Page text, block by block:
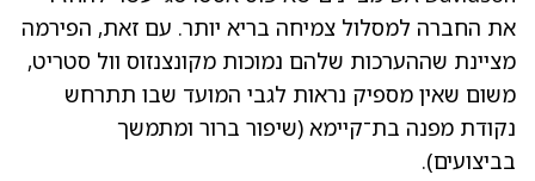
את החברה למסלול צמיחה בריא יותר. עם זאת, הפירמה
מציינת שההערכות שלהם נמוכות מקונצנזוס וול סטריט,
משום שאין מספיק נראות לגבי המועד שבו תתרחש
נקודת מפנה בת־קיימא (שיפור ברור ומתמשך
בביצועים).